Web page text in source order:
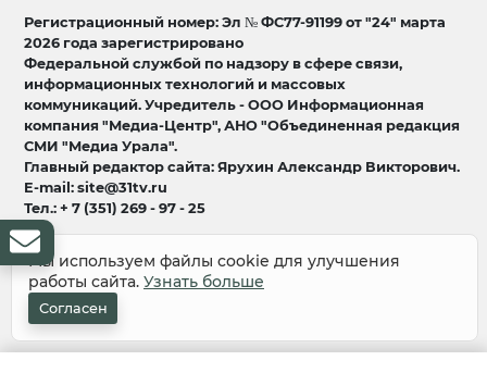
Регистрационный номер: Эл № ФС77-91199 от "24" марта
2026 года зарегистрировано
Федеральной службой по надзору в сфере связи,
информационных технологий и массовых
коммуникаций. Учредитель - ООО Информационная
компания "Медиа-Центр", АНО "Объединенная редакция
СМИ "Медиа Урала".
Главный редактор сайта: Ярухин Александр Викторович.
E-mail: site@31tv.ru
Тел.: + 7 (351) 269 - 97 - 25
18+
© 2008-2026 Все права защищены
разработка и продвижение:
Мы используем файлы cookie для улучшения
работы сайта. Узнать больше
Согласен